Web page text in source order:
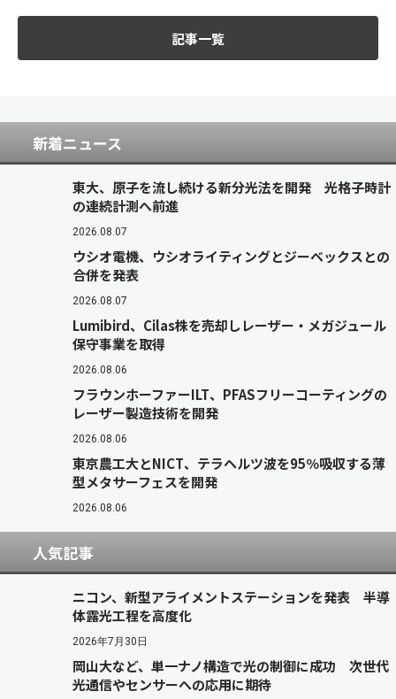
記事一覧
新着ニュース
東大、原子を流し続ける新分光法を開発 光格子時計
の連続計測へ前進
2026.08.07
ウシオ電機、ウシオライティングとジーベックスとの
合併を発表
2026.08.07
Lumibird、Cilas株を売却しレーザー・メガジュール
保守事業を取得
2026.08.06
フラウンホーファーILT、PFASフリーコーティングの
レーザー製造技術を開発
2026.08.06
東京農工大とNICT、テラヘルツ波を95％吸収する薄
型メタサーフェスを開発
2026.08.06
人気記事
ニコン、新型アライメントステーションを発表 半導
体露光工程を高度化
2026年7月30日
岡山大など、単一ナノ構造で光の制御に成功 次世代
光通信やセンサーへの応用に期待